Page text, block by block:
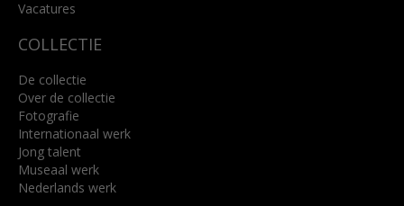
Vacatures
COLLECTIE
De collectie
Over de collectie
Fotografie
Internationaal werk
Jong talent
Museaal werk
Nederlands werk